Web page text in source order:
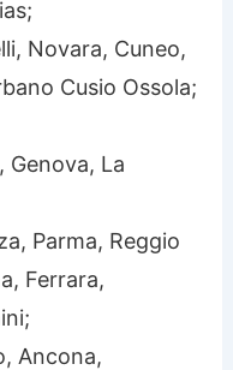
Novara, Cuneo,
Cusio Ossola;
Genova, La
Parma, Reggio
Ferrara,
Ancona,